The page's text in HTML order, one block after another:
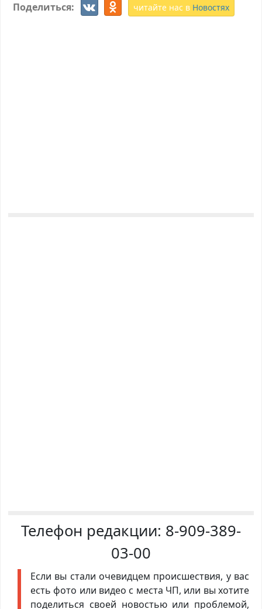
Поделиться: читайте нас в Новостях
Телефон редакции: 8-909-389-
03-00
Если вы стали очевидцем происшествия, у вас
есть фото или видео с места ЧП, или вы хотите
поделиться своей новостью или проблемой,